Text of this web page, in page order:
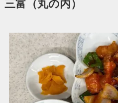
三富（丸の内）